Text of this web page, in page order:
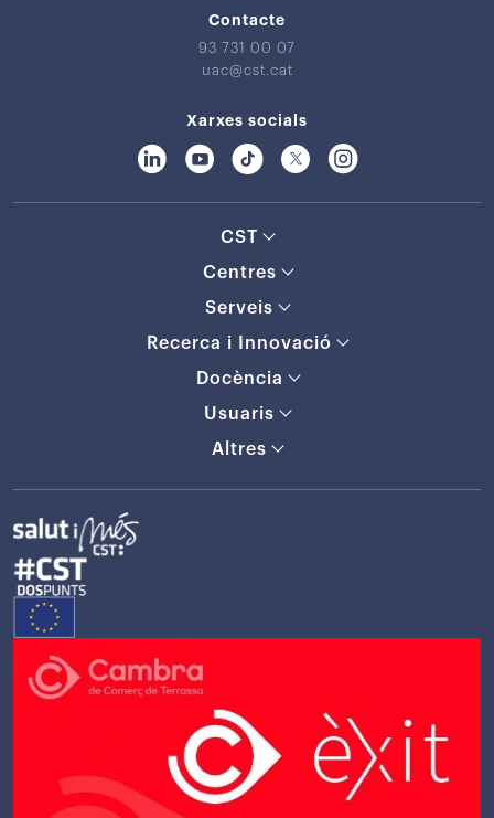
Contacte
93 731 00 07
uac@cst.cat
Xarxes socials
CST
Centres
Serveis
Recerca i Innovació
Docència
Usuaris
Altres